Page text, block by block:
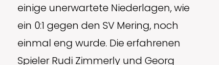
einige unerwartete Niederlagen, wie
ein 0:1 gegen den SV Mering, noch
einmal eng wurde. Die erfahrenen
Spieler Rudi Zimmerly und Georg